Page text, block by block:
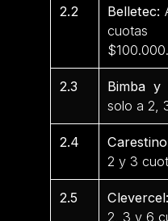
2.2 Belletec:
cuotas
$100.000.
2.3 Bimba y
solo a 2,
2.4
2 y 3
2.5
2, 3 y 6